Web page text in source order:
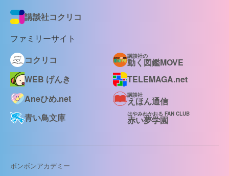
講談社コクリコ
ファミリーサイト
コクリコ
講談社の
動く図鑑MOVE
WEB げんき
TELEMAGA.net
Aneひめ.net
講談社
えほん通信
青い鳥文庫
はやみねかおる FAN CLUB
赤い夢学園
ボンボンアカデミー